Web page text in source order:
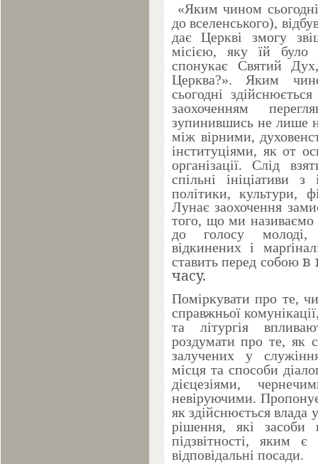
«Яким чином
до вселенського),
дає Церкві змогу
місією, яку їй
спонукає Святий
Церква?». Яким
сьогодні
заохоченням
зупинившись не лише
між вірними,
інституціями, як от
організації. Слід
спільні ініціативи
політики, культури,
Лунає заохочення
того, що ми
до голосу молоді,
відкинених і
ставить перед собоюв
часу.
Поміркувати про те,
справжньої
та літургія
роздумати про те, як
залучених у
місця та способи
дієцезіями,
невіруючими.
як здійснюється влада
рішення, які засоби
підзвітності, яким
відповідальні посади.